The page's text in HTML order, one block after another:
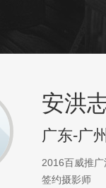
安洪
广东-广州
2016百威推
签约摄影师